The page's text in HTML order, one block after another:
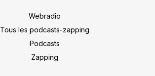
Webradio
Tous les podcasts-zapping
Podcasts
Zapping